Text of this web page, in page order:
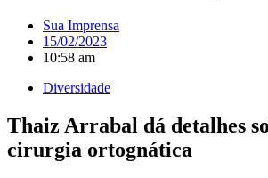
Sua Imprensa
15/02/2023
10:58 am
Diversidade
Thaiz Arrabal dá detalhes
cirurgia ortognática